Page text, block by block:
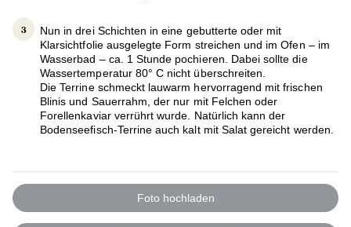
Nun in drei Schichten in eine gebutterte oder mit
Klarsichtfolie ausgelegte Form streichen und im Ofen – im
Wasserbad – ca. 1 Stunde pochieren. Dabei sollte die
Wassertemperatur 80° C nicht überschreiten.
Die Terrine schmeckt lauwarm hervorragend mit frischen
Blinis und Sauerrahm, der nur mit Felchen oder
Forellenkaviar verrührt wurde. Natürlich kann der
Bodenseefisch-Terrine auch kalt mit Salat gereicht werden.
Foto hochladen